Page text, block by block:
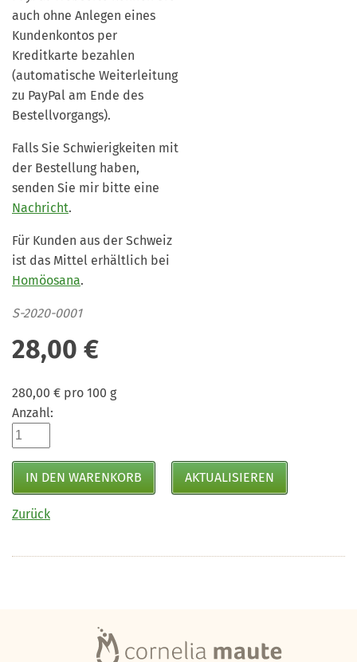
auch ohne Anlegen eines
Kundenkontos per
Kreditkarte bezahlen
(automatische Weiterleitung
zu PayPal am Ende des
Bestellvorgangs).
Falls Sie Schwierigkeiten mit
der Bestellung haben,
senden Sie mir bitte eine
Nachricht.
Für Kunden aus der Schweiz
ist das Mittel erhältlich bei
Homöosana.
S-2020-0001
28,00 €
280,00 € pro 100 g
Anzahl:
Zurück